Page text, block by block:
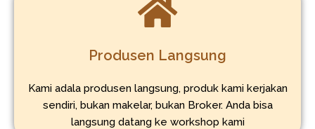
Produsen Langsung
Kami adala produsen langsung, produk kami kerjakan
sendiri, bukan makelar, bukan Broker. Anda bisa
langsung datang ke workshop kami